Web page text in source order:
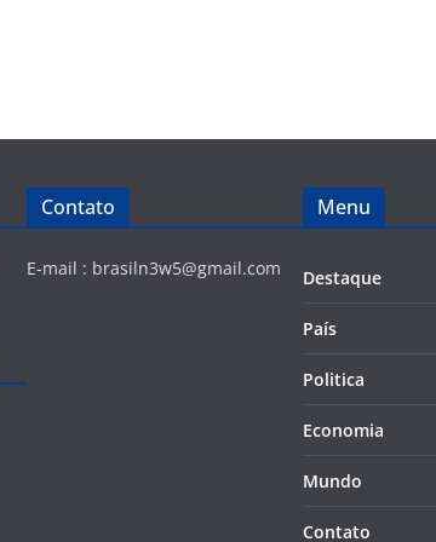
Contato
E-mail : brasiln3w5@gmail.com
Menu
Destaque
País
Politica
Economia
Mundo
Contato